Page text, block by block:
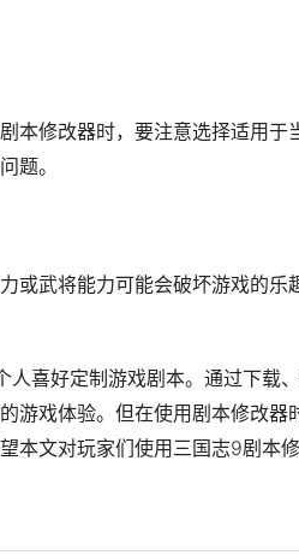
本修改器时，要注意选择适用于
题。
或武将能力可能会破坏游戏的乐
喜好定制游戏剧本。通过下载
游戏体验。但在使用剧本修改器
本文对玩家们使用三国志9剧本